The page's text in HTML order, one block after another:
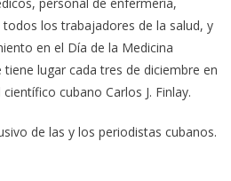
los trabajadores de la salud, y
en el Día de la Medicina
lugar cada tres de diciembre en
cubano Carlos J. Finlay.
de las y los periodistas cubanos.